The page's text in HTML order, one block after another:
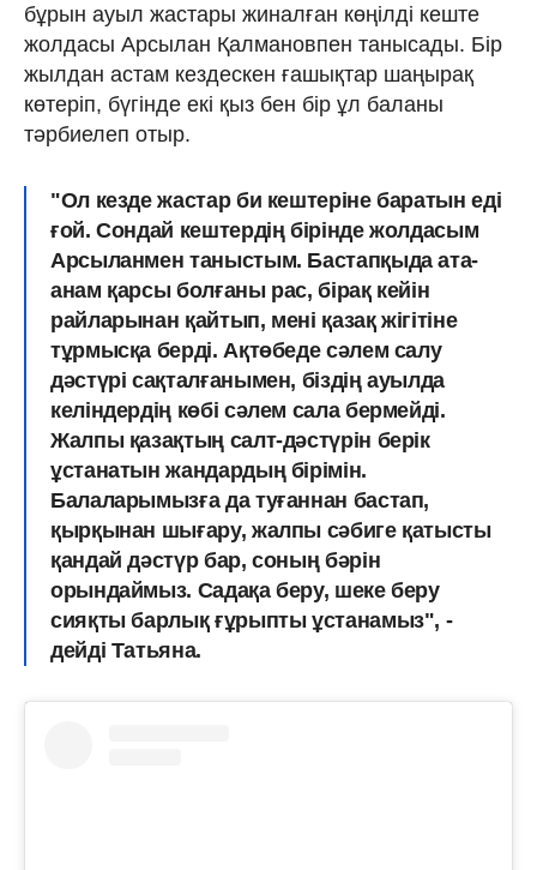
бұрын ауыл жастары жиналған көңілді кеште
жолдасы Арсылан Қалмановпен танысады. Бір
жылдан астам кездескен ғашықтар шаңырақ
көтеріп, бүгінде екі қыз бен бір ұл баланы
тәрбиелеп отыр.
"Ол кезде жастар би кештеріне баратын еді
ғой. Сондай кештердің бірінде жолдасым
Арсыланмен таныстым. Бастапқыда ата-
анам қарсы болғаны рас, бірақ кейін
райларынан қайтып, мені қазақ жігітіне
тұрмысқа берді. Ақтөбеде сәлем салу
дәстүрі сақталғанымен, біздің ауылда
келіндердің көбі сәлем сала бермейді.
Жалпы қазақтың салт-дәстүрін берік
ұстанатын жандардың бірімін.
Балаларымызға да туғаннан бастап,
қырқынан шығару, жалпы сәбиге қатысты
қандай дәстүр бар, соның бәрін
орындаймыз. Садақа беру, шеке беру
сияқты барлық ғұрыпты ұстанамыз", -
дейді Татьяна.